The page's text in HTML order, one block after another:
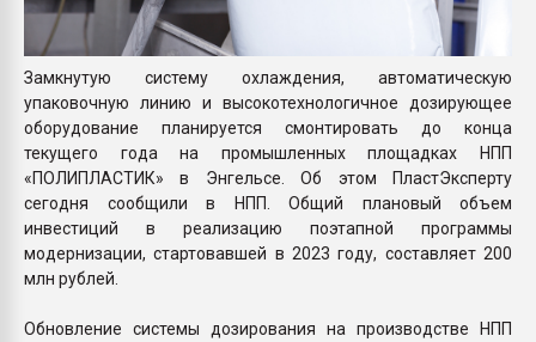
Замкнутую систему охлаждения, автоматическую
упаковочную линию и высокотехнологичное дозирующее
оборудование планируется смонтировать до конца
текущего года на промышленных площадках НПП
«ПОЛИПЛАСТИК» в Энгельсе. Об этом ПластЭксперту
сегодня сообщили в НПП. Общий плановый объем
инвестиций в реализацию поэтапной программы
модернизации, стартовавшей в 2023 году, составляет 200
млн рублей.
Обновление системы дозирования на производстве НПП